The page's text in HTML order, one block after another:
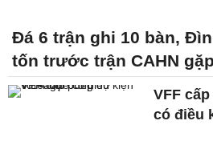
Đá 6 trận ghi 10 bàn,
tốn trước trận CAHN
VFF
có điều